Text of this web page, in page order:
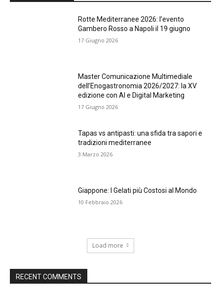
Rotte Mediterranee 2026: l’evento
Gambero Rosso a Napoli il 19 giugno
17 Giugno 2026
Master Comunicazione Multimediale
dell’Enogastronomia 2026/2027: la XV
edizione con AI e Digital Marketing
17 Giugno 2026
Tapas vs antipasti: una sfida tra sapori e
tradizioni mediterranee
3 Marzo 2026
Giappone: I Gelati più Costosi al Mondo
10 Febbraio 2026
Load more
RECENT COMMENTS